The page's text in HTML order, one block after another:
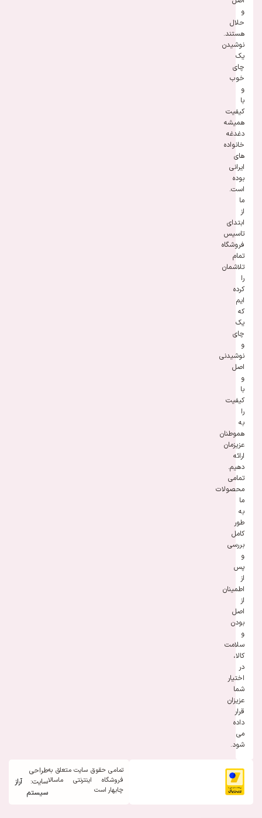
و
حلال
هستند.
نوشیدن
یک
چای
خوب
و
با
کیفیت
همیشه
دغدغه
خانواده
های
ایرانی
بوده
است.
ما
از
ابتدای
تاسیس
فروشگاه
تمام
تلاشمان
را
کرده
ایم
که
یک
چای
و
نوشیدنی
اصل
و
با
کیفیت
را
به
هموطنان
عزیزمان
ارائه
دهیم.
تمامی
محصولات
ما
به
طور
کامل
بررسی
و
پس
از
اطمینان
از
اصل
بودن
و
سلامت
کالا،
در
اختیار
شما
عزیزان
قرار
داده
می
شود.
تمامی حقوق سایت متعلق به
فروشگاه اینترنتی ماسالا
چابهار است
طراحی
سایت: آراز
سیستم